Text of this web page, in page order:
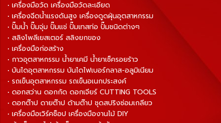
• เครื่องมือวัด เครื่องมือวัดละเอียด
• เครื่องฉีดน้ำแรงดันสูง เครื่องดูดฝุ่นอุตสาหกรรม
• ปั๊มน้ำ ปั๊มจุ่ม ปั๊มแช่ ปั๊มเทสท่อ ปั๊มชนิดต่างๆ
• สลิงโพลีเยสเตอร์ สลิงยกของ
• เครื่องมือก่อสร้าง
• กาวอุตสาหกรรม น้ำยาเคมี น้ำยาเช็ครอยร้าว
• บันไดอุตสาหกรรม บันไดไฟเบอร์กลาส-อลูมิเนียม
• รถเข็นอุตสาหกรรม รถเข็นอเนกประสงค์
• ดอกสว่าน ดอกกัด ดอกเจียร์ CUTTING TOOLS
• ดอกต๊าป ดายต๊าป ด้ามต๊าป ชุดสปริงซ่อมเกลียว
• เครื่องมือเวิร์คช็อป เครื่องมืองานไม้ DIY